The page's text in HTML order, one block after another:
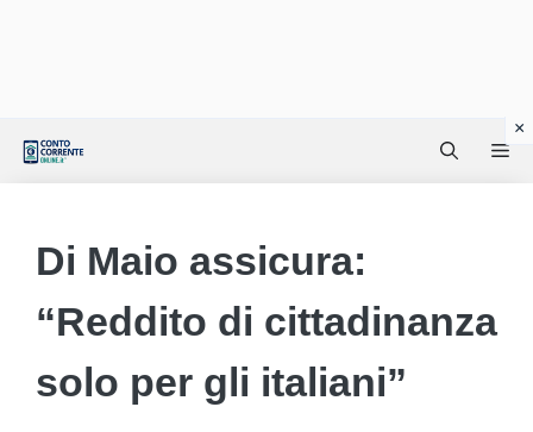
Di Maio assicura:
“Reddito di cittadinanza
solo per gli italiani”